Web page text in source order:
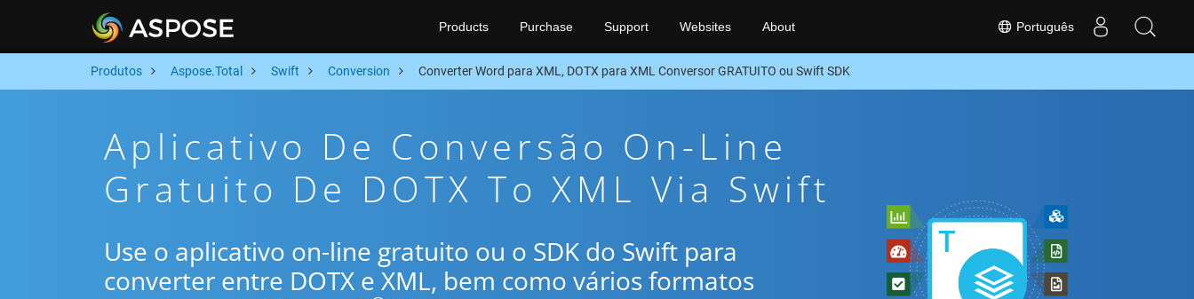
Português
Products Purchase Support Websites About
Produtos Aspose.Total Swift Conversion Converter Word para XML, DOTX para XML Conversor GRATUITO ou Swift SDK
Aplicativo De Conversão On-Line
Gratuito De DOTX To XML Via Swift
Use o aplicativo on-line gratuito ou o SDK do Swift para
converter entre DOTX e XML, bem como vários formatos